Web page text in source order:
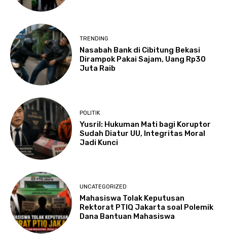
TRENDING
Nasabah Bank di Cibitung Bekasi
Dirampok Pakai Sajam, Uang Rp30
Juta Raib
POLITIK
Yusril: Hukuman Mati bagi Koruptor
Sudah Diatur UU, Integritas Moral
Jadi Kunci
UNCATEGORIZED
Mahasiswa Tolak Keputusan
Rektorat PTIQ Jakarta soal Polemik
Dana Bantuan Mahasiswa